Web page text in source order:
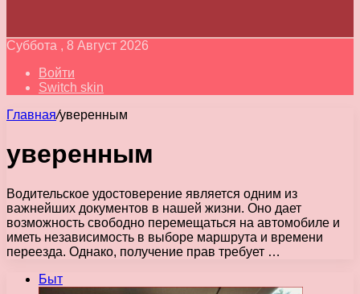
Суббота , 8 Август 2026
Войти
Switch skin
Главная/уверенным
уверенным
Водительское удостоверение является одним из
важнейших документов в нашей жизни. Оно дает
возможность свободно перемещаться на автомобиле и
иметь независимость в выборе маршрута и времени
переезда. Однако, получение прав требует …
Быт